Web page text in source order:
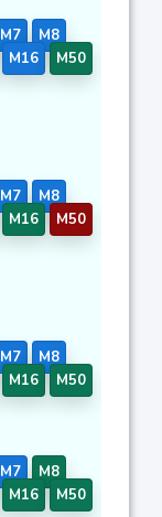
M7
M8
M16 M50
M7
M8
M16 M50
M7
M8
M16 M50
M7
M8
M16 M50